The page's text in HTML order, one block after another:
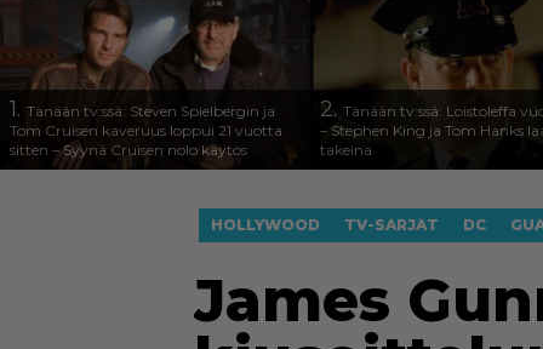
1. Tänään tv:ssä: Steven Spielbergin ja
Tom Cruisen kaveruus loppui 21 vuotta
sitten – Syynä Cruisen nolo käytös
2. Tänään tv:ssä: Loistoleffa
– Stephen King ja Tom Hanks
takeina
HOLLYWOOD TV-SARJAT DC
James